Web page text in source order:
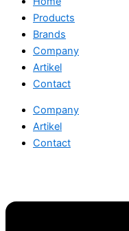
Products
Brands
Company
Artikel
Contact
Company
Artikel
Contact